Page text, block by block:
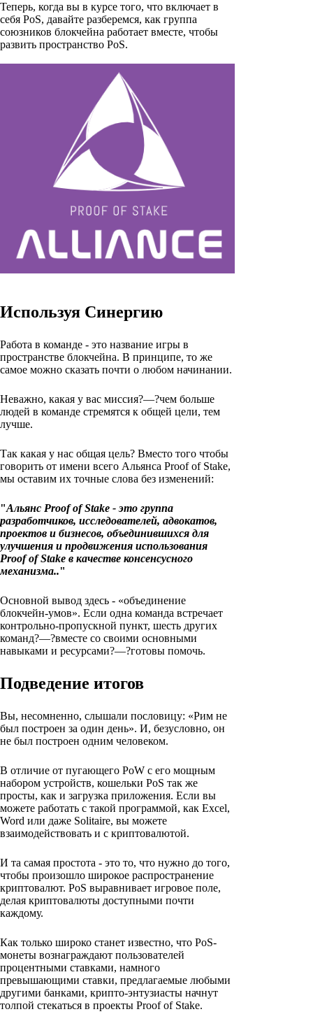
Теперь, когда вы в курсе того, что включает в
себя PoS, давайте разберемся, как группа
союзников блокчейна работает вместе, чтобы
развить пространство PoS.
Используя Синергию
Работа в команде - это название игры в
пространстве блокчейна. В принципе, то же
самое можно сказать почти о любом начинании.
Неважно, какая у вас миссия?—?чем больше
людей в команде стремятся к общей цели, тем
лучше.
Так какая у нас общая цель? Вместо того чтобы
говорить от имени всего Альянса Proof of Stake,
мы оставим их точные слова без изменений:
"Альянс Proof of Stake - это группа
разработчиков, исследователей, адвокатов,
проектов и бизнесов, объединившихся для
улучшения и продвижения использования
Proof of Stake в качестве консенсусного
механизма.."
Основной вывод здесь - «объединение
блокчейн-умов». Если одна команда встречает
контрольно-пропускной пункт, шесть других
команд?—?вместе со своими основными
навыками и ресурсами?—?готовы помочь.
Подведение итогов
Вы, несомненно, слышали пословицу: «Рим не
был построен за один день». И, безусловно, он
не был построен одним человеком.
В отличие от пугающего PoW с его мощным
набором устройств, кошельки PoS так же
просты, как и загрузка приложения. Если вы
можете работать с такой программой, как Excel,
Word или даже Solitaire, вы можете
взаимодействовать и с криптовалютой.
И та самая простота - это то, что нужно до того,
чтобы произошло широкое распространение
криптовалют. PoS выравнивает игровое поле,
делая криптовалюты доступными почти
каждому.
Как только широко станет известно, что PoS-
монеты вознаграждают пользователей
процентными ставками, намного
превышающими ставки, предлагаемые любыми
другими банками, крипто-энтузиасты начнут
толпой стекаться в проекты Proof of Stake.